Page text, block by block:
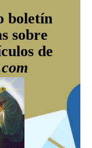
boletín
sobre
de